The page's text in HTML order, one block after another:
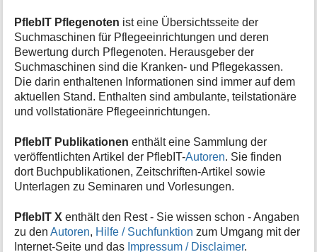
PflebIT Pflegenoten ist eine Übersichtsseite der
Suchmaschinen für Pflegeeinrichtungen und deren
Bewertung durch Pflegenoten. Herausgeber der
Suchmaschinen sind die Kranken- und Pflegekassen.
Die darin enthaltenen Informationen sind immer auf dem
aktuellen Stand. Enthalten sind ambulante, teilstationäre
und vollstationäre Pflegeeinrichtungen.
PflebIT Publikationen enthält eine Sammlung der
veröffentlichten Artikel der PflebIT-Autoren. Sie finden
dort Buchpublikationen, Zeitschriften-Artikel sowie
Unterlagen zu Seminaren und Vorlesungen.
PflebIT X enthält den Rest - Sie wissen schon - Angaben
zu denAutoren, Hilfe / Suchfunktion zum Umgang mit der
Internet-Seite und das Impressum / Disclaimer.